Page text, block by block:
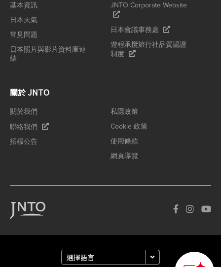
基本資訊
日本天氣
常見問題
日本照片與影片資料庫連
結
JNTO Corporate Website
日本會議事務處
遊程承攬旅行社品質認證
制度
關於 JNTO
關於我們
聯絡我們
招標公告
私隱政策
Cookie 政策
使用條款
網頁導覽